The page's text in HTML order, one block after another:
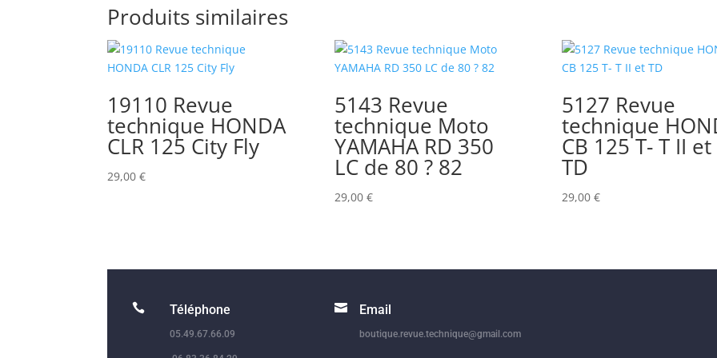
Produits similaires
19110 Revue
technique HONDA
CLR 125 City Fly
29,00€
5143 Revue
technique Moto
YAMAHA RD 350
LC de 80 ? 82
29,00 €
5127 Revue
technique
CB 125 T- T II et
TD
29,00 €
 Téléphone
05.49.67.66.09
 Email
boutique.revue.technique@gmail.com